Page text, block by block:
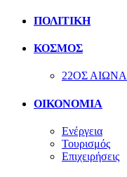
ΠΟΛΙΤΙΚΗ
ΚΟΣΜΟΣ
22ΟΣ
ΟΙΚΟΝΟΜΙΑ
Ενέργεια
Τουρισμός
Επιχειρήσεις